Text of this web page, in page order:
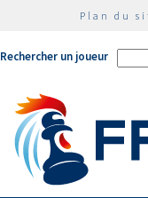
Plan du
Rechercher un joueur